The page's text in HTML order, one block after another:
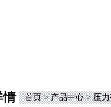
情 首页>产品中心>压